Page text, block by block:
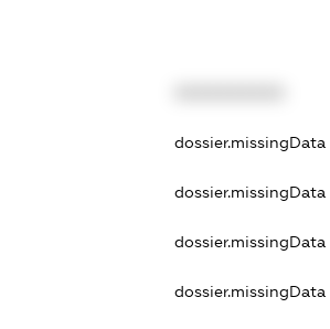
dossier.missingData
dossier.missingData
dossier.missingData
dossier.missingData